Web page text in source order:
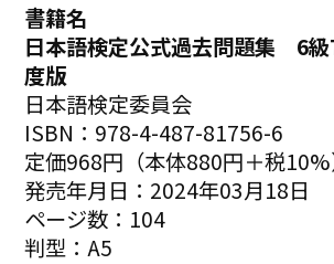
書籍名
日本語検定公式過去問題集 6
度版
日本語検定委員会
ISBN：978-4-487-81756-6
定価968円（本体880円＋税10%
発売年月日：2024年03月18日
ページ数：104
判型：A5